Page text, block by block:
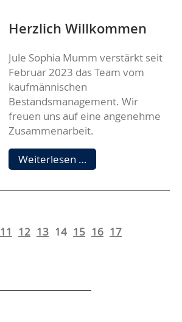
Herzlich Willkommen
Jule Sophia Mumm verstärkt seit
Februar 2023 das Team vom
kaufmännischen
Bestandsmanagement. Wir
freuen uns auf eine angenehme
Zusammenarbeit.
Weiterlesen … Herzlich
Willkommen
11 12 13 14 15 16 17